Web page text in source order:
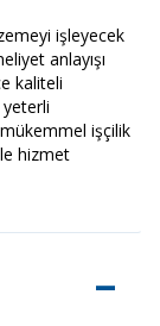
işleyecek
anlayışı
kaliteli
işçilik
hizmet
–